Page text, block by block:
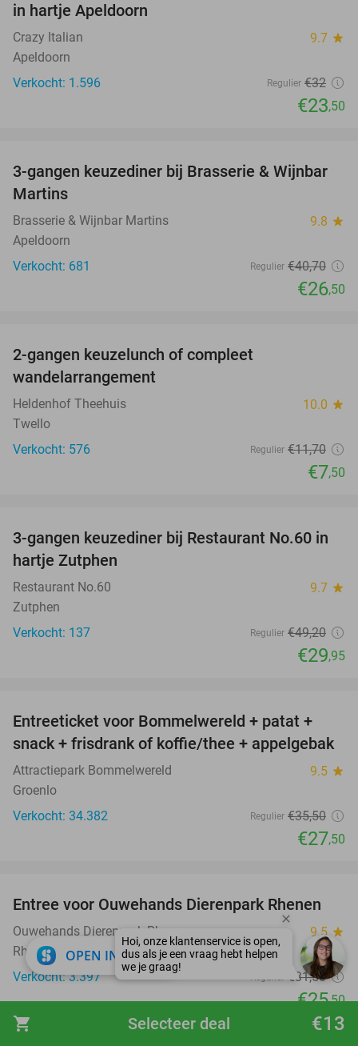
shopping_cart €13
Selecteer deal
in hartje Apeldoorn
Crazy Italian 9.7 star
Apeldoorn
Verkocht: 1.596
Regulier €32
€23,50
35%
3-gangen keuzediner bij Brasserie & Wijnbar
Martins
Brasserie & Wijnbar Martins 9.8 star
Apeldoorn
Verkocht: 681
Regulier €40,70
€26,50
2-gangen keuzelunch of compleet
wandelarrangement
Heldenhof Theehuis 10.0 star
Twello
Verkocht: 576
Regulier €11,70
€7,50
39%
3-gangen keuzediner bij Restaurant No.60 in
hartje Zutphen
Restaurant No.60 9.7 star
Zutphen
Verkocht: 137
Regulier €49,20
€29,95
23%
Entreeticket voor Bommelwereld + patat +
snack + frisdrank of koffie/thee + appelgebak
Attractiepark Bommelwereld 9.5 star
Groenlo
Verkocht: 34.382
Regulier €35,50
€27,50
19%
Entree voor Ouwehands Dierenpark Rhenen
Ouwehands Dierenpark Rhenen 9.5 star
Rhenen
Verkocht: 3.397
€31,50
€25,50
favorite_border
OPEN IN APP close